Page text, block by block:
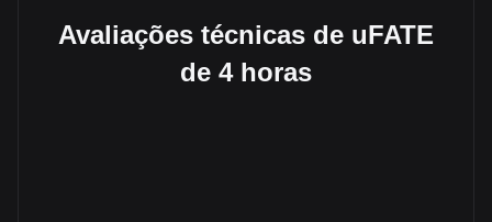
Avaliações técnicas de uFATE
de 4 horas